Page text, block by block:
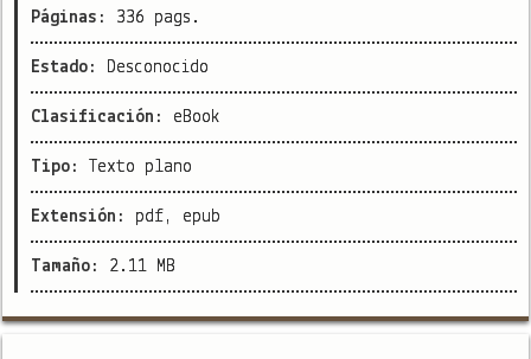
Páginas: 336 pags.
Estado: Desconocido
Clasificación: eBook
Tipo: Texto plano
Extensión: pdf, epub
Tamaño: 2.11 MB